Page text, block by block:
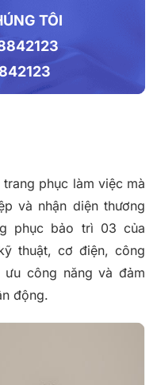
TÔI
phục làm việc mà
và nhận diện thương
phục bảo trì 03 của
thuật, cơ điện, công
công năng và đảm
động.